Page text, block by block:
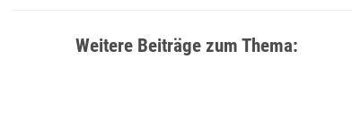
Weitere Beiträge zum Thema: